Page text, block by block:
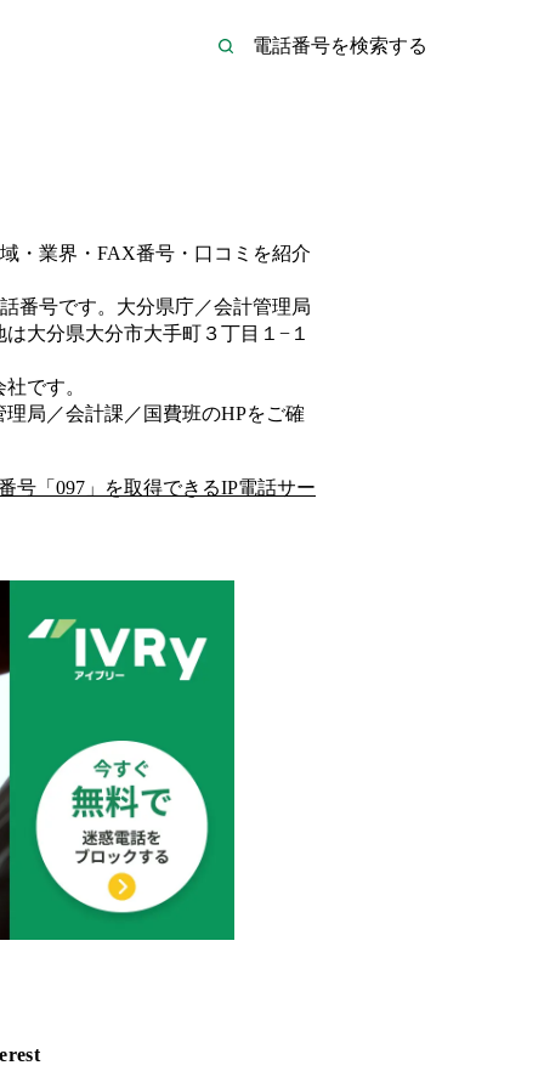
・業界・FAX番号・口コミを紹介
番号です。 大分県庁／会計管理局
は大分県大分市大手町３丁目１−１
社です。
理局／会計課／国費班のHPをご確
号「 097 」を取得できるIP電話サー